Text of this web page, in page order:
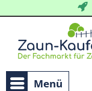
Menü